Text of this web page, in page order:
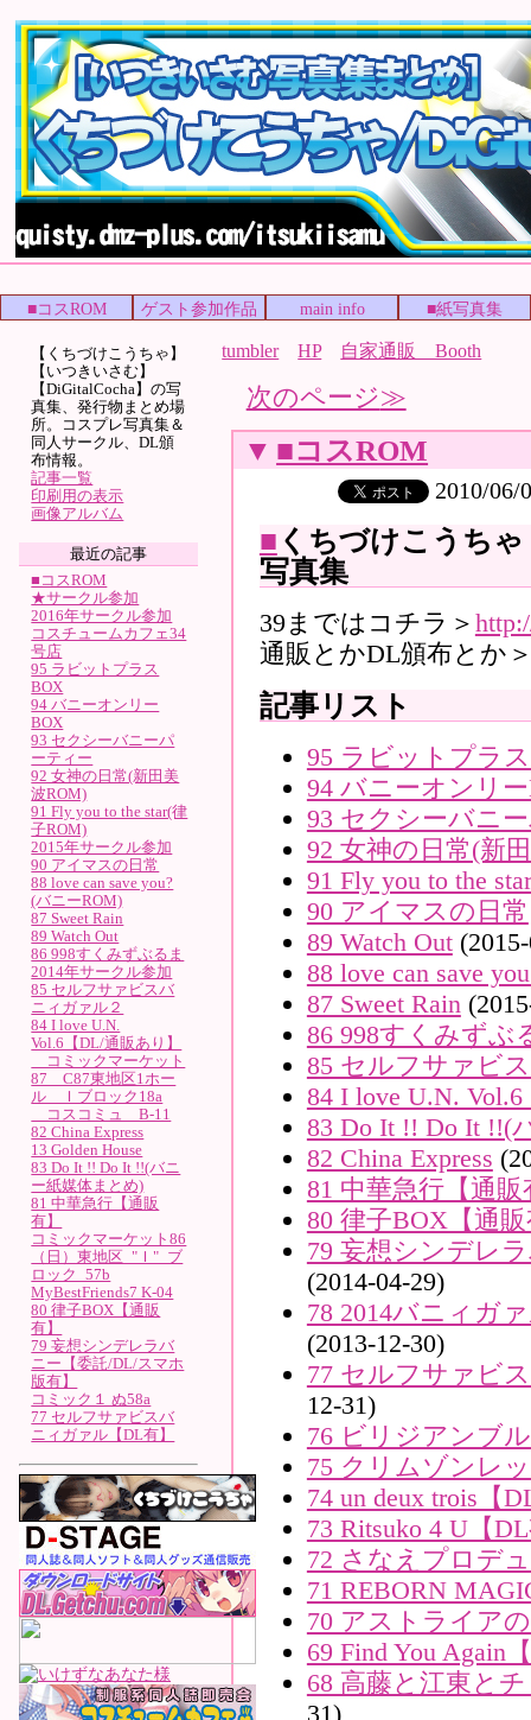
■コスROM ゲスト参加作品 main info ■紙写真集
tumbler HP 自家通販 Booth
次のページ
▼ ■コスROM
2010/06/
■ くちづけこうち
写真集
39まではコチラ＞
通販とかDL頒布とか
記事リスト
95 ラビットプラ
94 バニーオンリ
93 セクシーバニ
92 女神の日常(新
91 Fly you to the
90 アイマスの日常
89 Watch Out
88 love can save
87 Sweet Rain
86 998すくみずぶ
85 セルフサァビ
84 I love U.N.
83 Do It !! Do It !!(
82 China Express
81 中華急行【通販
80 律子BOX【通
79 妄想シンデレ
(2014-04-29)
78 2014バニィガ
(2013-12-30)
77 セルフサァビ
12-31)
76 ビリジアンブ
75 クリムゾンレ
74 un deux trois【
73 Ritsuko 4 U【
72 さなえプロデ
71 REBORN
70 アストライア
69 Find You Again
68 高藤と江東と
31)
【くちづけこうちゃ】
【いつきいさむ】
【DiGitalCocha】の写
真集、発行物まとめ場
所。コスプレ写真集＆
同人サークル、DL頒
布情報。
記事一覧
印刷用の表示
画像アルバム
最近の記事
■コスROM
★サークル参加
2016年サークル参加
コスチュームカフェ34
号店
95 ラビットプラス
BOX
94 バニーオンリー
BOX
93 セクシーバニーパ
ーティー
92 女神の日常(新田美
波ROM)
91 Fly you to the star(律
子ROM)
2015年サークル参加
90 アイマスの日常
88 love can save you?
(バニーROM)
87 Sweet Rain
89 Watch Out
86 998すくみずぶるま
2014年サークル参加
85 セルフサァビスバ
ニィガァル２
84 I love U.N.
Vol.6【DL/通販あり】
コミックマーケット
87 C87東地区1ホー
ル Ｉブロック18a
コスコミュ B-11
82 China Express
13 Golden House
83 Do It !! Do It !!(バニ
ー紙媒体まとめ)
81 中華急行【通販
有】
コミックマーケット86
（日）東地区 "Ｉ" ブ
ロック 57b
MyBestFriends7 K-04
80 律子BOX【通販
有】
79 妄想シンデレラバ
ニー【委託/DL/スマホ
版有】
コミック１ ぬ58a
77 セルフサァビスバ
ニィガァル【DL有】